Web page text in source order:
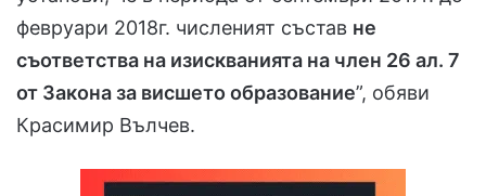
февруари 2018г. численият състав не
съответства на изискванията на член 26 ал. 7
от Закона за висшето образование”, обяви
Красимир Вълчев.